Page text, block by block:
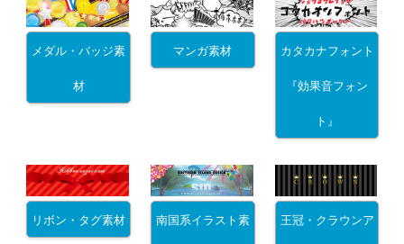
メダル・バッジ素
材
マンガ素材 カタカナフォント
『効果音フォン
ト』
リボン・タグ素材 南国系イラスト素 王冠・クラウンア